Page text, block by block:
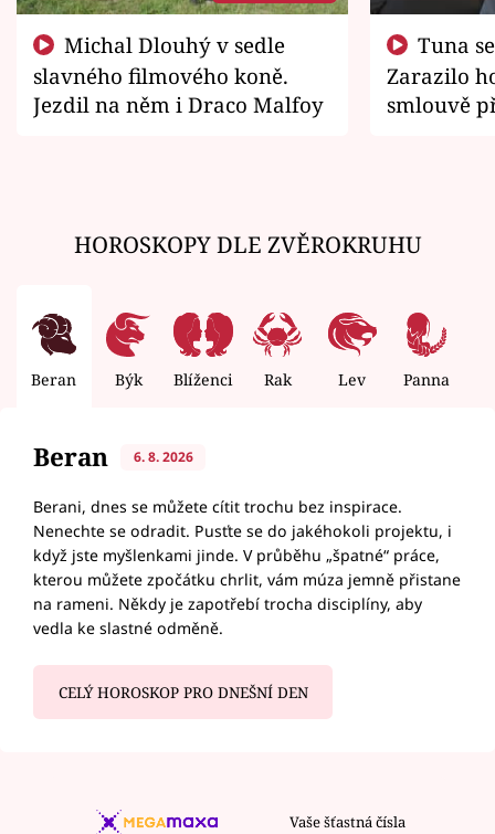
slavného filmového koně.
Jezdil na něm i Draco Malfoy
Zarazilo
smlouvě
HOROSKOPY DLE ZVĚROKRUHU
Beran Býk Blíženci Rak Lev Panna
Beran 6. 8. 2026
Berani, dnes se můžete cítit trochu bez inspirace.
Nenechte se odradit. Pusťte se do jakéhokoli projektu, i
když jste myšlenkami jinde. V průběhu „špatné“ práce,
kterou můžete zpočátku chrlit, vám múza jemně přistane
na rameni. Někdy je zapotřebí trocha disciplíny, aby
vedla ke slastné odměně.
CELÝ HOROSKOP PRO DNEŠNÍ DEN
Vaše šťastná čísla